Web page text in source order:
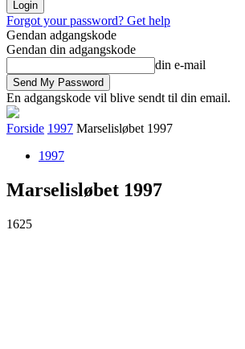
Forgot your password? Get help
Gendan adgangskode
Gendan din adgangskode
din e-mail
En adgangskode vil blive sendt til din email.
Forside 1997 Marselisløbet 1997
1997
Marselisløbet 1997
1625